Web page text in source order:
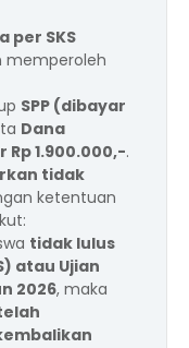
per SKS
memperoleh
SPP (dibayar
Dana
1.900.000,-.
tidak
ketentuan
tidak lulus
atau Ujian
2026, maka